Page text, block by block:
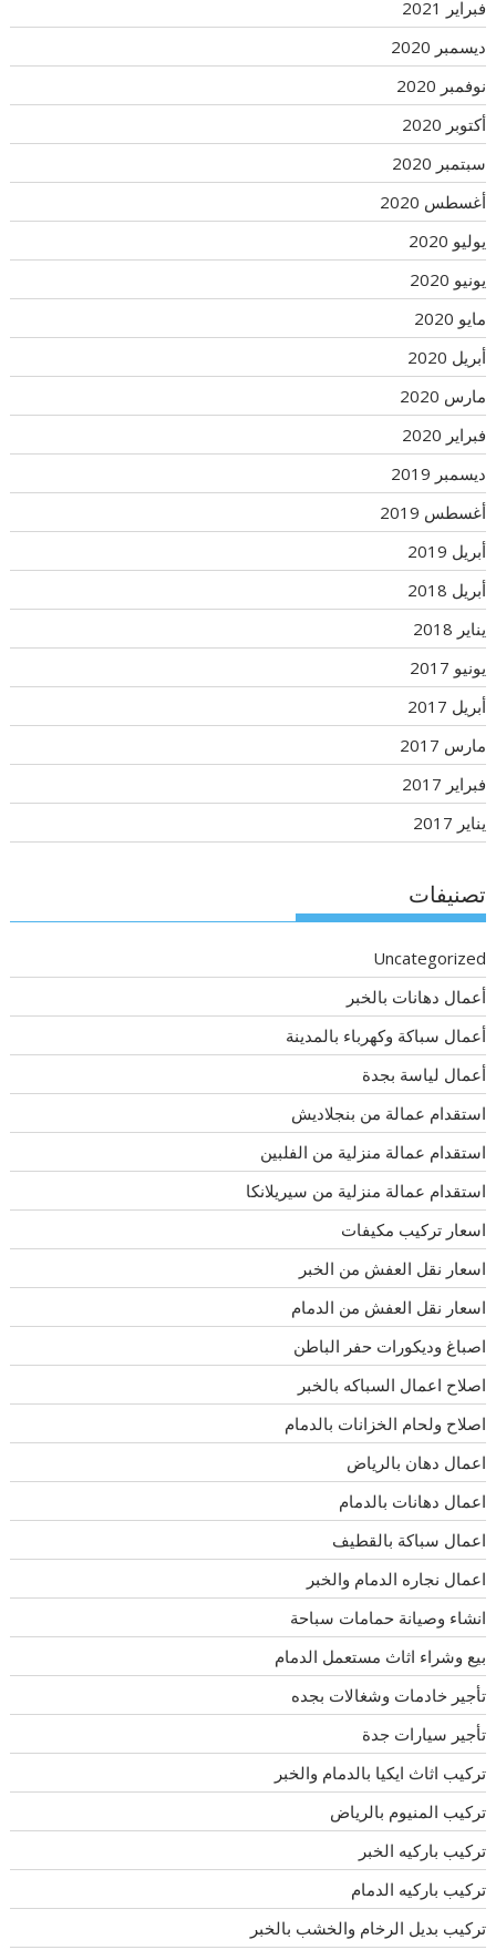
فبراير 2021
ديسمبر 2020
نوفمبر 2020
أكتوبر 2020
سبتمبر 2020
أغسطس 2020
يوليو 2020
يونيو 2020
مايو 2020
أبريل 2020
مارس 2020
فبراير 2020
ديسمبر 2019
أغسطس 2019
أبريل 2019
أبريل 2018
يناير 2018
يونيو 2017
أبريل 2017
مارس 2017
فبراير 2017
يناير 2017
تصنيفات
Uncategorized
أعمال دهانات بالخبر
أعمال سباكة وكهرباء بالمدينة
أعمال لياسة بجدة
استقدام عمالة من بنجلاديش
استقدام عمالة منزلية من الفلبين
استقدام عمالة منزلية من سيريلانكا
اسعار تركيب مكيفات
اسعار نقل العفش من الخبر
اسعار نقل العفش من الدمام
اصباغ وديكورات حفر الباطن
اصلاح اعمال السباكه بالخبر
اصلاح ولحام الخزانات بالدمام
اعمال دهان بالرياض
اعمال دهانات بالدمام
اعمال سباكة بالقطيف
اعمال نجاره الدمام والخبر
انشاء وصيانة حمامات سباحة
بيع وشراء اثاث مستعمل الدمام
تأجير خادمات وشغالات بجده
تأجير سيارات جدة
تركيب اثاث ايكيا بالدمام والخبر
تركيب المنيوم بالرياض
تركيب باركيه الخبر
تركيب باركيه الدمام
تركيب بديل الرخام والخشب بالخبر